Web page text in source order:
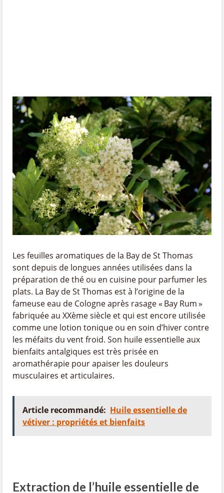
Les feuilles aromatiques de la Bay de St Thomas
sont depuis de longues années utilisées dans la
préparation de thé ou en cuisine pour parfumer les
plats. La Bay de St Thomas est à l’origine de la
fameuse eau de Cologne après rasage « Bay Rum »
fabriquée au XXème siècle et qui est encore utilisée
comme une lotion tonique ou en soin d’hiver contre
les méfaits du vent froid. Son huile essentielle aux
bienfaits antalgiques est très prisée en
aromathérapie pour apaiser les douleurs
musculaires et articulaires.
Article recommandé: Huile essentielle de
vétiver : propriétés et bienfaits
Extraction de l’huile essentielle de